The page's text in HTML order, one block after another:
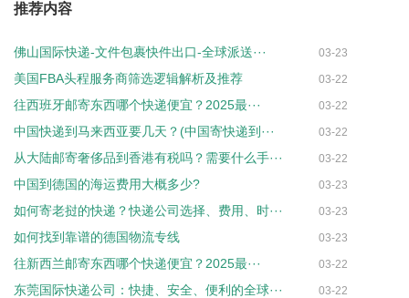
推荐内容
佛山国际快递-文件包裹快件出口-全球派送··· 03-23
美国FBA头程服务商筛选逻辑解析及推荐 03-22
往西班牙邮寄东西哪个快递便宜？2025最··· 03-22
中国快递到马来西亚要几天？(中国寄快递到··· 03-22
从大陆邮寄奢侈品到香港有税吗？需要什么手··· 03-22
中国到德国的海运费用大概多少? 03-23
如何寄老挝的快递？快递公司选择、费用、时··· 03-23
如何找到靠谱的德国物流专线 03-23
往新西兰邮寄东西哪个快递便宜？2025最··· 03-22
东莞国际快递公司：快捷、安全、便利的全球··· 03-22